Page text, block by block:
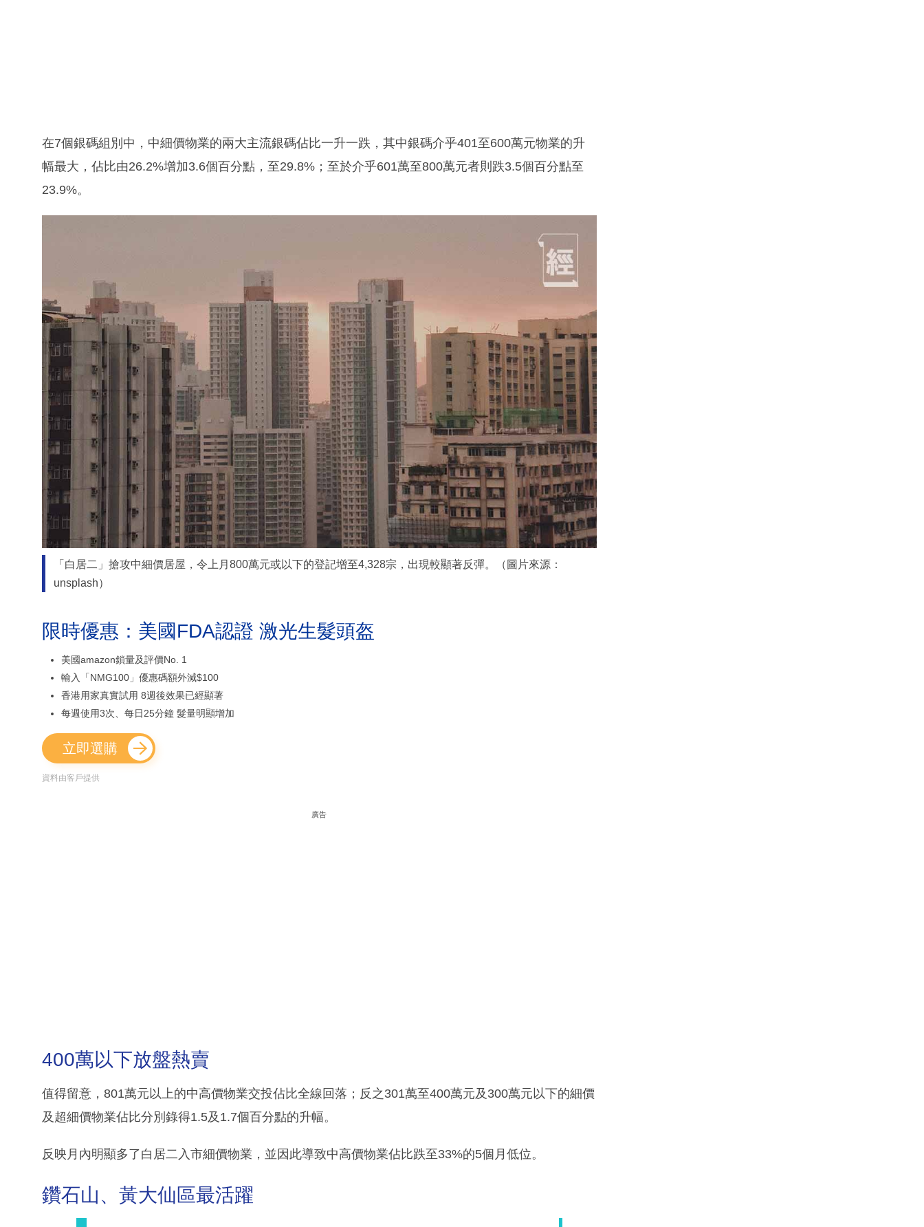
在7個銀碼組別中，中細價物業的兩大主流銀碼佔比一升一跌，其中銀碼介乎401至600萬元物業的升
幅最大，佔比由26.2%增加3.6個百分點，至29.8%；至於介乎601萬至800萬元者則跌3.5個百分點至
23.9%。
「白居二」搶攻中細價居屋，令上月800萬元或以下的登記增至4,328宗，出現較顯著反彈。（圖片來源：
unsplash）
限時優惠：美國FDA認證 激光生髮頭盔
美國amazon鎖量及評價No. 1
輸入「NMG100」優惠碼額外減$100
香港用家真實試用 8週後效果已經顯著
每週使用3次、每日25分鐘 髮量明顯增加
立即選購
資料由客戶提供
廣告
400萬以下放盤熱賣
值得留意，801萬元以上的中高價物業交投佔比全線回落；反之301萬至400萬元及300萬元以下的細價
及超細價物業佔比分別錄得1.5及1.7個百分點的升幅。
反映月內明顯多了白居二入市細價物業，並因此導致中高價物業佔比跌至33%的5個月低位。
鑽石山、黃大仙區最活躍